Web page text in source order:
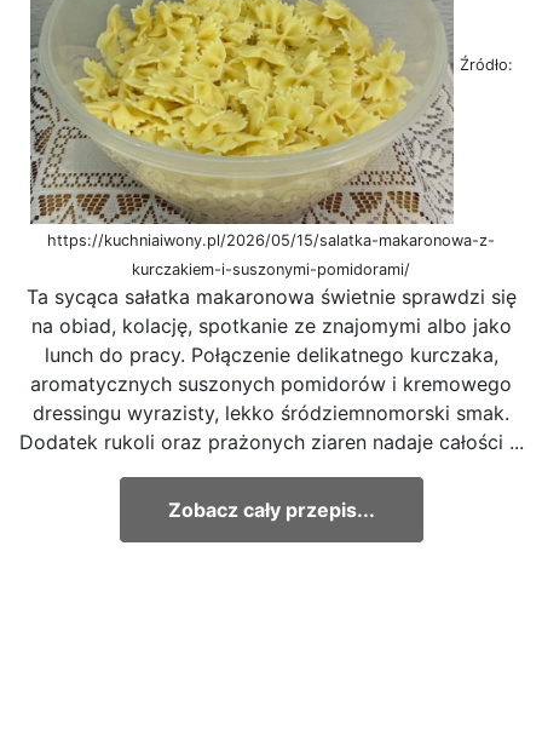
Źródło:
https://kuchniaiwony.pl/2026/05/15/salatka-makaronowa-z-
kurczakiem-i-suszonymi-pomidorami/
Ta sycąca sałatka makaronowa świetnie sprawdzi się
na obiad, kolację, spotkanie ze znajomymi albo jako
lunch do pracy. Połączenie delikatnego kurczaka,
aromatycznych suszonych pomidorów i kremowego
dressingu wyrazisty, lekko śródziemnomorski smak.
Dodatek rukoli oraz prażonych ziaren nadaje całości ...
Zobacz cały przepis...